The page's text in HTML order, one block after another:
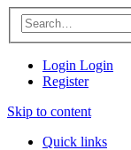
Login Login
Register
Skip to content
Quick links